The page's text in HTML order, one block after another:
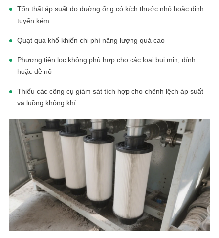
Tổn thất áp suất do đường ống có kích thước nhỏ hoặc định
tuyến kém
Quạt quá khổ khiến chi phí năng lượng quá cao
Phương tiện lọc không phù hợp cho các loại bụi mịn, dính
hoặc dễ nổ
Thiếu các công cụ giám sát tích hợp cho chênh lệch áp suất
và luồng không khí